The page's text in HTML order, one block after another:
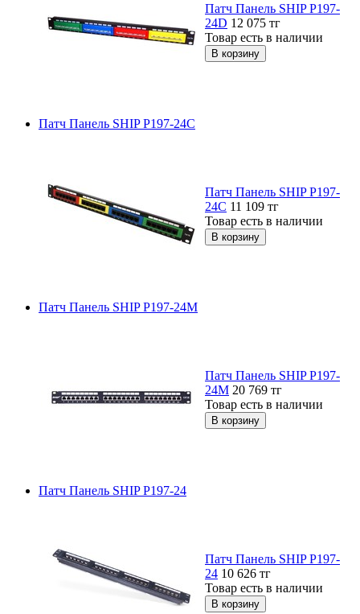
Патч Панель SHIP P197-
24D 12 075 тг
Товар есть в наличии
Патч Панель SHIP P197-24C
Патч Панель SHIP P197-
24C 11 109 тг
Товар есть в наличии
Патч Панель SHIP P197-24М
Патч Панель SHIP P197-
24М 20 769 тг
Товар есть в наличии
Патч Панель SHIP P197-24
Патч Панель SHIP P197-
24 10 626 тг
Товар есть в наличии